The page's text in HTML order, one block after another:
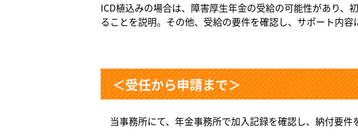
ICD植込みの場合は、障害厚生年金の受給の可能性があり
ることを説明。その他、受給の要件を確認し、サポート内容
＜受任から申請まで＞
当事務所にて、年金事務所で加入記録を確認し、納付要件